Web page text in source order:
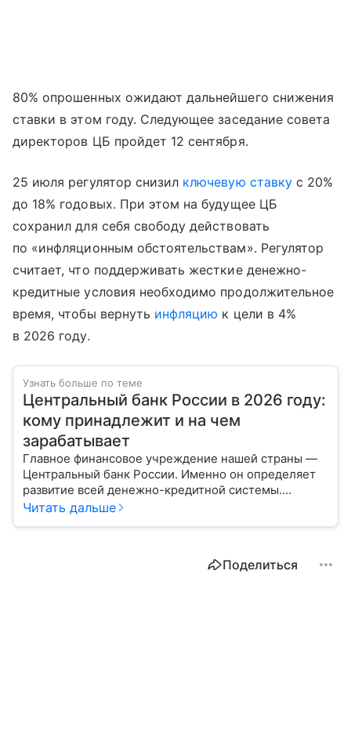
80% опрошенных ожидают дальнейшего снижения
ставки в этом году. Следующее заседание совета
директоров ЦБ пройдет 12 сентября.
25 июля регулятор снизил ключевую ставкус 20%
до 18% годовых. При этом на будущее ЦБ
сохранил для себя свободу действовать
по «инфляционным обстоятельствам». Регулятор
считает, что поддерживать жесткие денежно-
кредитные условия необходимо продолжительное
время, чтобы вернуть инфляцию к цели в 4%
в 2026 году.
Узнать больше по теме
Центральный банк России в 2026 году:
кому принадлежит и на чем
зарабатывает
Главное финансовое учреждение нашей страны —
Центральный банк России. Именно он определяет
развитие всей денежно-кредитной системы.
Расскажем о его структуре, задачах и дадим
Читать дальше
Поделиться